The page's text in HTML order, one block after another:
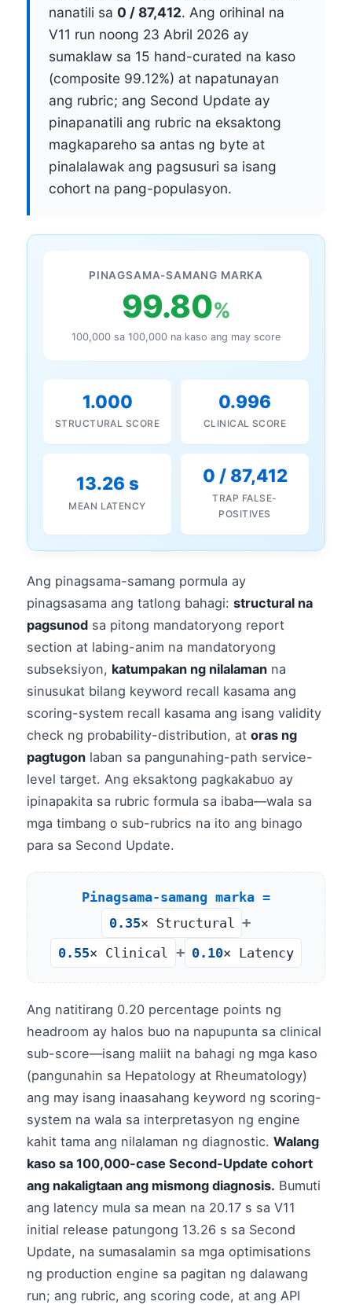
nanatili sa 0 / 87,412. Ang orihinal na
V11 run noong 23 Abril 2026 ay
sumaklaw sa 15 hand-curated na kaso
(composite 99.12%) at napatunayan
ang rubric; ang Second Update ay
pinapanatili ang rubric na eksaktong
magkapareho sa antas ng byte at
pinalalawak ang pagsusuri sa isang
cohort na pang-populasyon.
PINAGSAMA-SAMANG MARKA
99.80%
100,000 sa 100,000 na kaso ang may score
1.000
STRUCTURAL SCORE
0.996
CLINICAL SCORE
13.26 s
MEAN LATENCY
0 / 87,412
TRAP FALSE-
POSITIVES
Ang pinagsama-samang pormula ay
pinagsasama ang tatlong bahagi: structural na
pagsunod sa pitong mandatoryong report
section at labing-anim na mandatoryong
subseksiyon, katumpakan ng nilalaman na
sinusukat bilang keyword recall kasama ang
scoring-system recall kasama ang isang validity
check ng probability-distribution, at oras ng
pagtugon laban sa pangunahing-path service-
level target. Ang eksaktong pagkakabuo ay
ipinapakita sa rubric formula sa ibaba—wala sa
mga timbang o sub-rubrics na ito ang binago
para sa Second Update.
Pinagsama-samang marka =
0.35× Structural +
0.55× Clinical + 0.10× Latency
Ang natitirang 0.20 percentage points ng
headroom ay halos buo na napupunta sa clinical
sub-score—isang maliit na bahagi ng mga kaso
(pangunahin sa Hepatology at Rheumatology)
ang may isang inaasahang keyword ng scoring-
system na wala sa interpretasyon ng engine
kahit tama ang nilalaman ng diagnostic. Walang
kaso sa 100,000-case Second-Update cohort
ang nakaligtaan ang mismong diagnosis. Bumuti
ang latency mula sa mean na 20.17 s sa V11
initial release patungong 13.26 s sa Second
Update, na sumasalamin sa mga optimisations
ng production engine sa pagitan ng dalawang
run; ang rubric, ang scoring code, at ang API